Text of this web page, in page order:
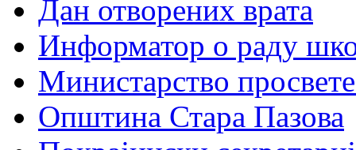
Дан отворених врата
Информатор о раду
Министарство
Општина Стара Пазова